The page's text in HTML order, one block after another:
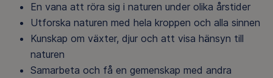
En vana att röra sig i naturen under olika årstider
Utforska naturen med hela kroppen och alla sinnen
Kunskap om växter, djur och att visa hänsyn till
naturen
Samarbeta och få en gemenskap med andra